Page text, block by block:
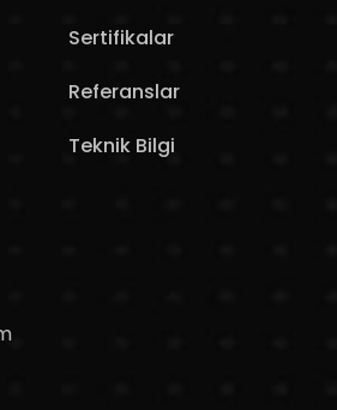
Sertifikalar
Referanslar
Teknik Bilgi